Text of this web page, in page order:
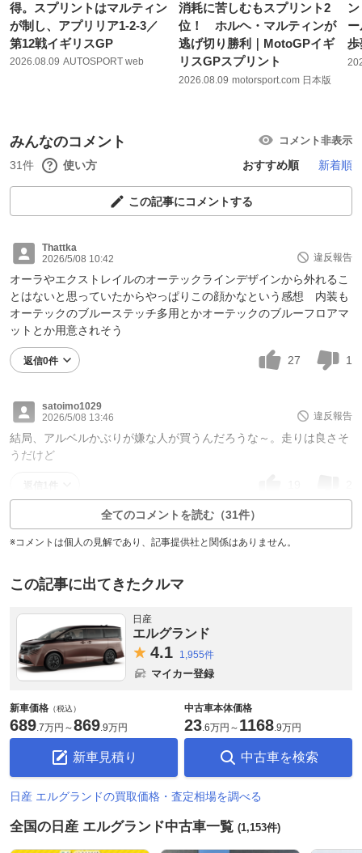
得。スプリントはマルティン
が制し、アプリリア1-2-3／
第12戦イギリスGP
2026.08.09 AUTOSPORT web
消耗に苦しむもスプリント2
位！ ホルヘ・マルティンが
逃げ切り勝利｜MotoGPイギ
リスGPスプリント
2026.08.09 motorsport.com 日本版
歩
みんなのコメント コメント非表示
31件 使い方 おすすめ順 新着順
この記事にコメントする
Thattka
2026/5/08 10:42
違反報告
オーラやエクストレイルのオーテックラインデザインから外れるこ
とはないと思っていたからやっぱりこの顔かなという感想 内装も
オーテックのブルーステッチ多用とかオーテックのブルーフロアマ
ットとか用意されそう
返信0件 27 1
satoimo1029
2026/5/08 13:46
違反報告
結局、アルベルかぶりが嫌な人が買うんだろうな～。走りは良さそ
うだけど
全てのコメントを読む（31件）
※コメントは個人の見解であり、記事提供社と関係はありません。
この記事に出てきたクルマ
日産
エルグランド
4.1 1,955件
マイカー登録
新車価格 （税込）
689.7万円 ～869.9万円
新車見積り
中古車本体価格
23.6万円 ～ 1168.9万円
中古車を検索
日産 エルグランドの買取価格・査定相場を調べる
全国の日産 エルグランド中古車一覧 (1,153件)